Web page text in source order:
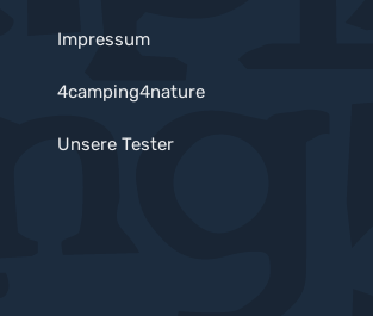
Impressum
4camping4nature
Unsere Tester